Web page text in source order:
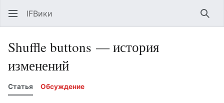
IFВики
Shuffle buttons — история
изменений
Статья Обсуждение